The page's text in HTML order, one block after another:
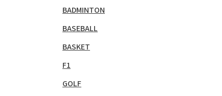
BADMINTON
BASEBALL
BASKET
F1
GOLF